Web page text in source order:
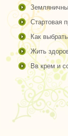
стартовая
как
жить
вв крем и